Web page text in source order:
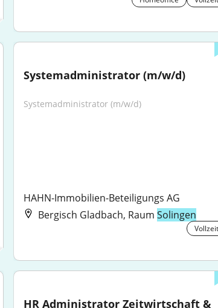
Systemadministrator (m/w/d)
Systemadministrator (m/w/d)
HAHN-Immobilien-Beteiligungs AG
Bergisch Gladbach, RaumSolingen
Vollzeit
HR Administrator Zeitwirtschaft &